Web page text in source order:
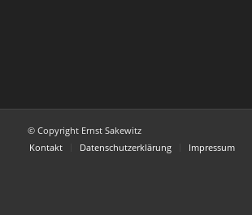
© Copyright Ernst Sakewitz
Kontakt
Datenschutzerklärung Impressum